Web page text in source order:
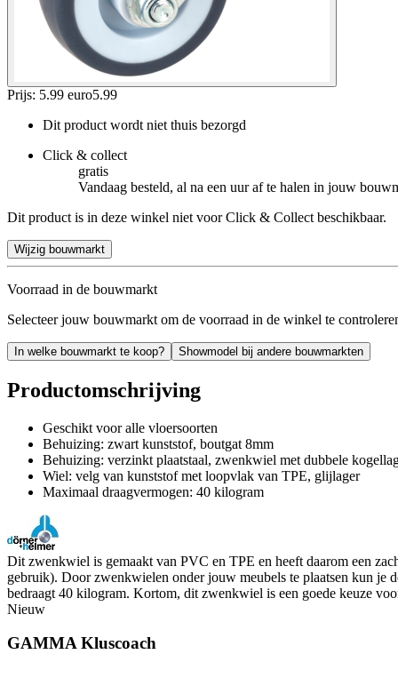
Prijs: 5.99 euro5.99
Dit product wordt niet thuis bezorgd
Click & collect
gratis
Vandaag besteld, al na een uur af te halen in jouw
Dit product is in deze winkel niet voor Click & Collect beschikbaar.
Wijzig bouwmarkt
Voorraad in de bouwmarkt
Selecteer jouw bouwmarkt om de voorraad in de winkel te
In welke bouwmarkt te koop? Showmodel bij andere bouwmarkten
Productomschrijving
Geschikt voor alle vloersoorten
Behuizing: zwart kunststof, boutgat 8mm
Behuizing: verzinkt plaatstaal, zwenkwiel met dubbele
Wiel: velg van kunststof met loopvlak van TPE, glijlager
Maximaal draagvermogen: 40 kilogram
Dit zwenkwiel is gemaakt van PVC en TPE en heeft daarom een
gebruik). Door zwenkwielen onder jouw meubels te plaatsen kun je
bedraagt 40 kilogram. Kortom, dit zwenkwiel is een goede keuze
Nieuw
GAMMA Kluscoach